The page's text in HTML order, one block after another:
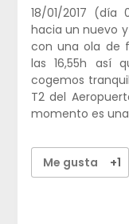
18/01/2017 (día
hacia un nuevo
con una ola de
las 16,55h así
cogemos
T2 del
momento es
Me gusta +1